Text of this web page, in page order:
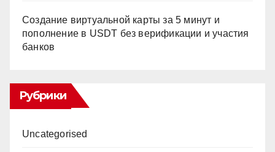
Создание виртуальной карты за 5 минут и
пополнение в USDT без верификации и участия
банков
Рубрики
Uncategorised